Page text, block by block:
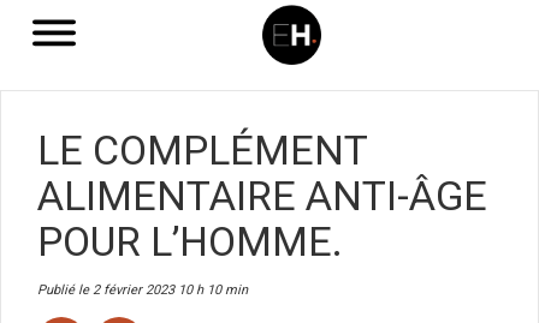
LE COMPLÉMENT
ALIMENTAIRE ANTI-ÂGE
POUR L’HOMME.
Publié le 2 février 2023 10 h 10 min